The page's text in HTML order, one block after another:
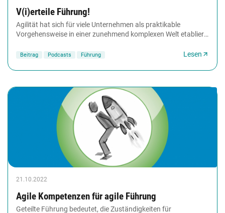
V(i)erteile Führung!
Agilität hat sich für viele Unternehmen als praktikable
Vorgehensweise in einer zunehmend komplexen Welt etabliert.
Beitrag Podcasts Führung Lesen
21.10.2022
Agile Kompetenzen für agile Führung
Geteilte Führung bedeutet, die Zuständigkeiten für